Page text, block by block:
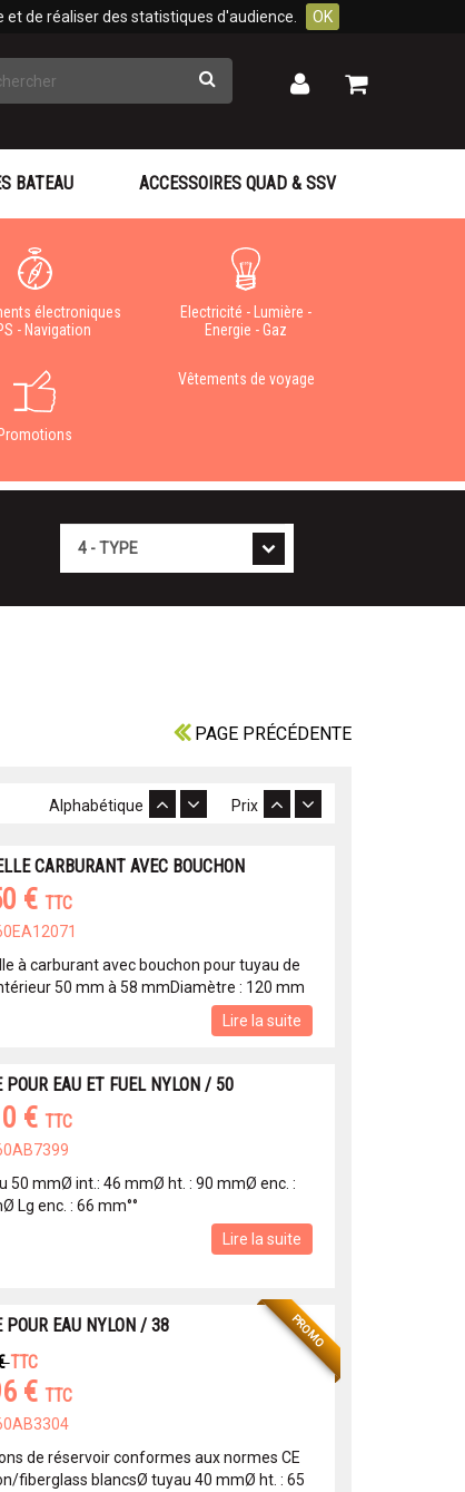
de réaliser des statistiques d'audience. OK
Rechercher Mon
Mon
électroniques
- Navigation
Electricité - Lumière -
Energie - Gaz
Promotions
Vêtements de voyage
BATEAU ACCESSOIRES QUAD & SSV
PAGE PRÉCÉDENTE
Prix
Alphabétique
CARBURANT AVEC BOUCHON
€ TTC
à carburant avec bouchon pour tuyau de
50 mm à 58 mmDiamètre : 120 mm
Lire la suite
POUR EAU ET FUEL NYLON / 50
€ TTC
50 mmØ int.: 46 mmØ ht. : 90 mmØ enc. :
Lg enc. : 66 mm°°
Lire la suite
PROMO
POUR EAU NYLON / 38
TTC
€ TTC
de réservoir conformes aux normes CE
fiberglass blancsØ tuyau 40 mmØ ht. : 65